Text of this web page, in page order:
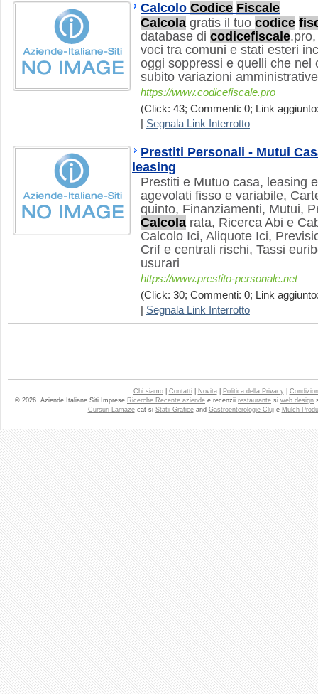
Calcolo Codice Fiscale
Calcola gratis il tuo codice
database di codicefiscale
voci tra comuni e stati esteri
oggi soppressi e quelli che nel
subito variazioni
https://www.codicefiscale.pro
(Click: 43; Commenti: 0; Link
Segnala Link Interrotto
Prestiti Personali - Mutui
leasing
Prestiti e Mutuo casa, leasing
agevolati fisso e variabile,
quinto, Finanziamenti, Mutui,
Calcola rata, Ricerca Abi e
Calcolo Ici, Aliquote Ici,
Crif e centrali rischi, Tassi
usurari
https://www.prestito-personale.net
(Click: 30; Commenti: 0; Link
Segnala Link Interrotto
Chi siamo| Contatti| Novita| Politica della Privacy|
© 2026. Aziende Italiane Siti Imprese Ricerche Recente aziende e recenzii restaurante si web design
Cursuri Lamazecat si Statii Graficeand Gastroenterologie Cluje Mulch